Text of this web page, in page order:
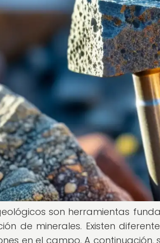
son herramientas
de minerales. Existen
en el campo. A